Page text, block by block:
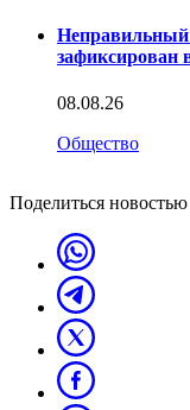
Неправильный
зафиксирован
08.08.26
Общество
Поделиться новостью